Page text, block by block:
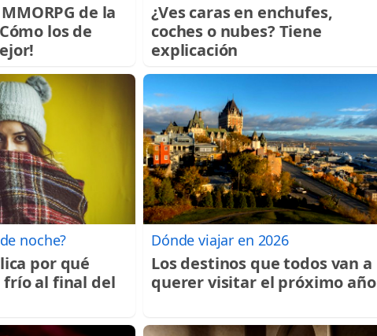
de la
los de
¿Ves caras en enchufes,
coches o nubes? Tiene
explicación
noche?
por qué
frío al final del
Dónde viajar en 2026
Los destinos que todos van a
querer visitar el próximo año